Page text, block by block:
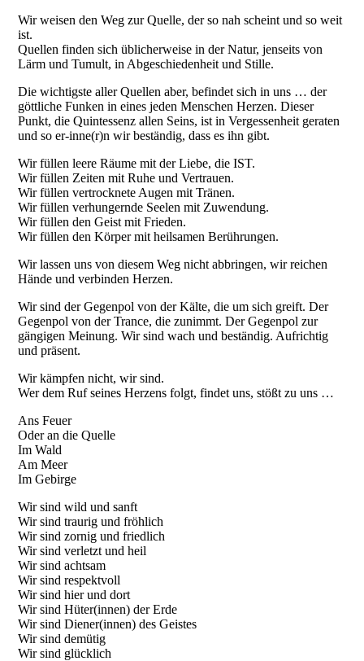
Wir weisen den Weg zur Quelle, der so nah scheint und so weit
ist.
Quellen finden sich üblicherweise in der Natur, jenseits von
Lärm und Tumult, in Abgeschiedenheit und Stille.
Die wichtigste aller Quellen aber, befindet sich in uns … der
göttliche Funken in eines jeden Menschen Herzen. Dieser
Punkt, die Quintessenz allen Seins, ist in Vergessenheit geraten
und so er-inne(r)n wir beständig, dass es ihn gibt.
Wir füllen leere Räume mit der Liebe, die IST.
Wir füllen Zeiten mit Ruhe und Vertrauen.
Wir füllen vertrocknete Augen mit Tränen.
Wir füllen verhungernde Seelen mit Zuwendung.
Wir füllen den Geist mit Frieden.
Wir füllen den Körper mit heilsamen Berührungen.
Wir lassen uns von diesem Weg nicht abbringen, wir reichen
Hände und verbinden Herzen.
Wir sind der Gegenpol von der Kälte, die um sich greift. Der
Gegenpol von der Trance, die zunimmt. Der Gegenpol zur
gängigen Meinung. Wir sind wach und beständig. Aufrichtig
und präsent.
Wir kämpfen nicht, wir sind.
Wer dem Ruf seines Herzens folgt, findet uns, stößt zu uns …
Ans Feuer
Oder an die Quelle
Im Wald
Am Meer
Im Gebirge
Wir sind wild und sanft
Wir sind traurig und fröhlich
Wir sind zornig und friedlich
Wir sind verletzt und heil
Wir sind achtsam
Wir sind respektvoll
Wir sind hier und dort
Wir sind Hüter(innen) der Erde
Wir sind Diener(innen) des Geistes
Wir sind demütig
Wir sind glücklich